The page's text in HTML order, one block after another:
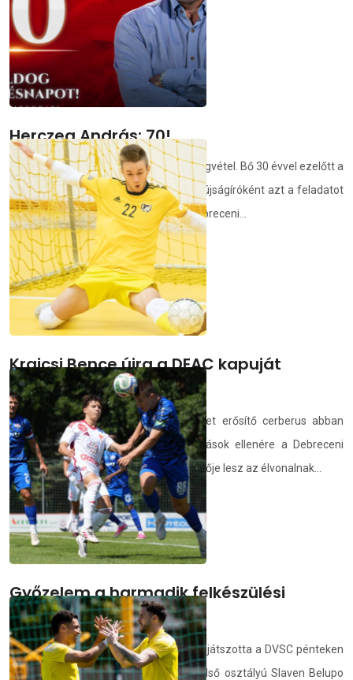
deac.hu 2026.07.11.
Herczeg András: 70!
Engedtessék meg némi személyes hangvétel. Bő 30 évvel ezelőtt a
Hajdú-bihari Napló sportrovatában ifjú újságíróként azt a feladatot
kaptuk, készítsünk interjút egy fiatal debreceni...
demedia.hu 2026.07.11.
Krajcsi Bence újra a DEAC kapuját
őrizheti
Az előző három évben a Kecskemétet erősítő cerberus abban
bízik, hogy a keretben történt változások ellenére a Debreceni
Egyetem alakulata ismét fontos tényezője lesz az élvonalnak...
deac.hu 2026.07.10.
Győzelem a harmadik felkészülési
mérkőzésen
Harmadik felkészülési mérkőzését is lejátszotta a DVSC pénteken
az ausztriai edzőtáborban. A horvát első osztályú Slaven Belupo